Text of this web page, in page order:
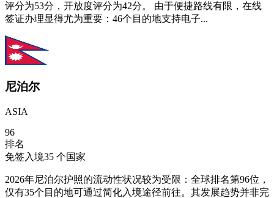
评分为53分，开放度评分为42分。 由于便捷路线有限，在线
签证办理显得尤为重要：46个目的地支持电子...
尼泊尔
ASIA
96
排名
免签入境35 个国家
2026年尼泊尔护照的流动性状况较为受限：全球排名第96位，
仅有35个目的地可通过简化入境途径前往。其发展趋势并非完